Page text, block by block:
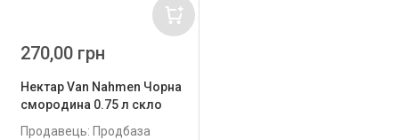
Нектар Van Nahmen Чорна
смородина 0.75 л скло
Продавець: Продбаза
270,00 грн